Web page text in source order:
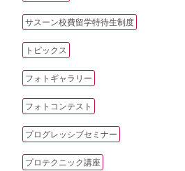
サスーン校費留学特待生制度
トピックス
フォトギャラリー
フォトコンテスト
プログレッシブセミナー
プロテクニック講座